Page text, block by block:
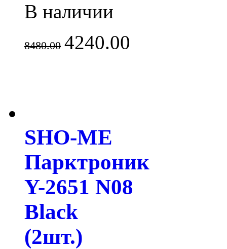
В наличии
8480.00 4240.00
SHO-ME
Парктроник
Y-2651 N08
Black
(2шт.)